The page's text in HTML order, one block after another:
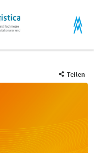
Teilen